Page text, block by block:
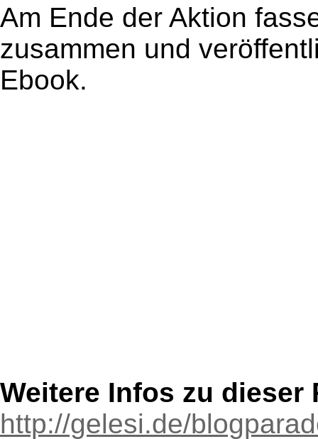
Am Ende der Aktion
zusammen und
Ebook.
Weitere Infos zu dieser
http://gelesi.de/